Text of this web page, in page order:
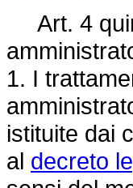
Art. 4
1. I
istituite dai
al decreto